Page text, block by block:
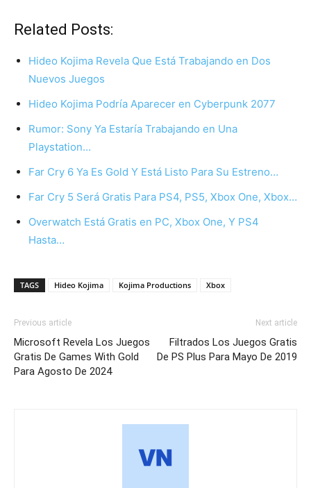
Related Posts:
Hideo Kojima Revela Que Está Trabajando en Dos
Nuevos Juegos
Hideo Kojima Podría Aparecer en Cyberpunk 2077
Rumor: Sony Ya Estaría Trabajando en Una
Playstation…
Far Cry 6 Ya Es Gold Y Está Listo Para Su Estreno…
Far Cry 5 Será Gratis Para PS4, PS5, Xbox One, Xbox…
Overwatch Está Gratis en PC, Xbox One, Y PS4
Hasta…
TAGS Hideo Kojima Kojima Productions Xbox
Previous article
Microsoft Revela Los Juegos
Gratis De Games With Gold
Para Agosto De 2024
Next article
Filtrados Los Juegos Gratis
De PS Plus Para Mayo De 2019